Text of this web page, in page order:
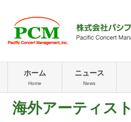
ホーム
Home
ニュース
News
海外アーティスト